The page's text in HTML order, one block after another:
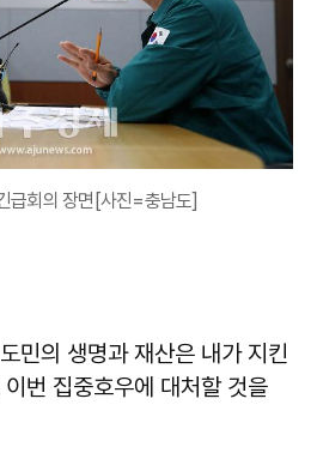
급회의 장면[사진=충남도]
민의 생명과 재산은 내가 지킨
번 집중호우에 대처할 것을